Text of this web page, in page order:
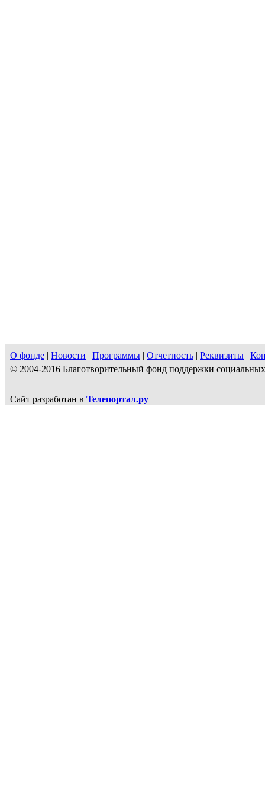
О фонде | Новости | Программы | Отчетность | Реквизиты |
© 2004-2016 Благотворительный фонд поддержки
Сайт разработан в Телепортал.ру